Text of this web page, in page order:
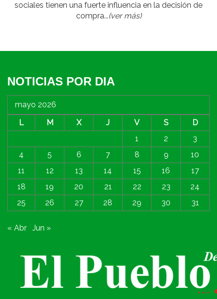
sociales tienen una fuerte influencia en la decisión de
compra...(ver más)
NOTICIAS POR DIA
mayo 2026
L
M X J V S
D
1
2
3
4
5 6 7 8 9
10
11
12 13 14 15 16
17
18
19 20 21 22 23
24
25
26 27 28 29 30 31
« Abr Jun »